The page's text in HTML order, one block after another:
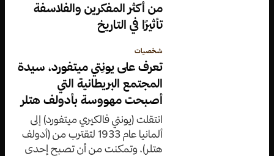
من أكثر المفكرين والفلاسفة
تأثيرًا في التاريخ
شخصيات
تعرف على يونِتي ميتفورد، سيدة
المجتمع البريطانية التي
أصبحت مهووسة بأدولف هتلر
انتقلت (يونتي فالكيري ميتفورد) إلى
ألمانيا عام 1933 لتقترب من (أدولف
هتلر)، وتمكنت من أن تصبح إحدى